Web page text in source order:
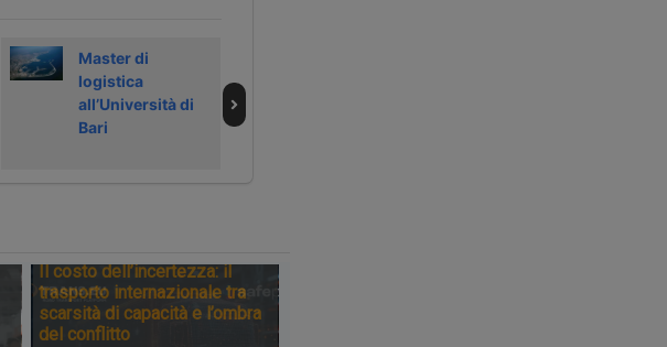
Master di
logistica
all’Università di
Bari
Il costo dell’incertezza: il
trasporto internazionale tra
scarsità di capacità e l’ombra
del conflitto